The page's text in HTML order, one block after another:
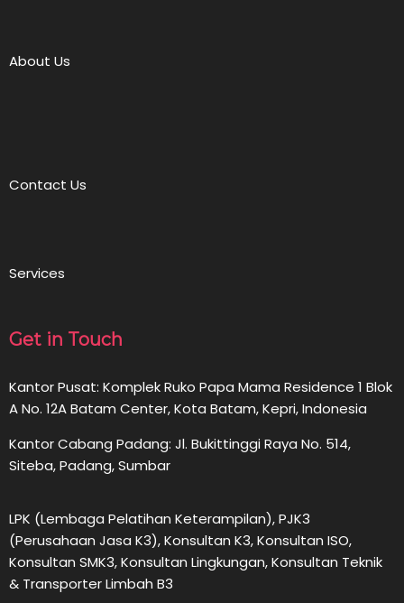
About Us
Contact Us
Services
Get in Touch
Kantor Pusat: Komplek Ruko Papa Mama Residence 1 Blok
A No. 12A Batam Center, Kota Batam, Kepri, Indonesia
Kantor Cabang Padang: Jl. Bukittinggi Raya No. 514,
Siteba, Padang, Sumbar
LPK (Lembaga Pelatihan Keterampilan), PJK3
(Perusahaan Jasa K3), Konsultan K3, Konsultan ISO,
Konsultan SMK3, Konsultan Lingkungan, Konsultan Teknik
& Transporter Limbah B3